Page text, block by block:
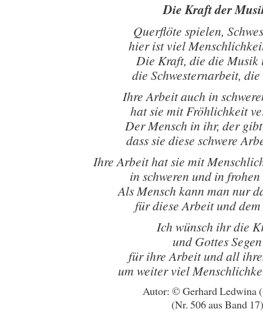
Die Kraft der
Querflöte spielen,
hier ist viel
Die Kraft, die die
die Schwesternarbeit,
Ihre Arbeit auch in
hat sie mit Fröhlichkeit
Der Mensch in ihr, der
dass sie diese schwere
Ihre Arbeit hat sie mit
in schweren und in
Als Mensch kann man nur
für diese Arbeit und
Ich wünsch ihr die
und Gottes Segen
für ihre Arbeit und all
um weiter viel
Autor: © Gerhard Ledwina
(Nr. 506 aus Band 17)